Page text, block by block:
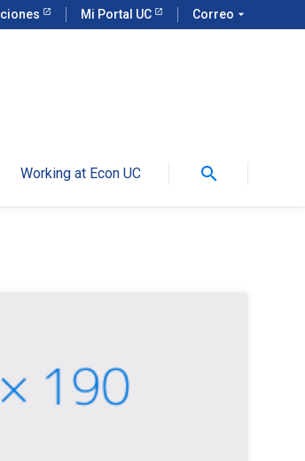
Mi Portal UC Correo arrow_drop_down
Working at Econ UC search